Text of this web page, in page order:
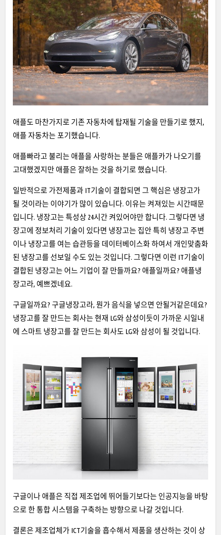
애플도 마찬가지로 기존 자동차에 탑재될 기술을 만들기로 했지,
애플 자동차는 포기했습니다.
애플빠라고 불리는 애플을 사랑하는 분들은 애플카가 나오기를
고대했겠지만 애플은 잘하는 것을 하기로 했습니다.
일반적으로 가전제품과 IT기술이 결합되면 그 핵심은 냉장고가
될 것이라는 이야기가 많이 있습니다. 이유는 켜져있는 시간때문
입니다. 냉장고는 특성상 24시간 켜있어야만 합니다. 그렇다면 냉
장고에 정보처리 기술이 있다면 냉장고는 집안 특히 냉장고 주변
이나 냉장고를 여는 습관등을 데이터베이스화 하여서 개인맞춤화
된 냉장고를 선보일 수도 있는 것입니다. 그렇다면 이런 IT기술이
결합된 냉장고는 어느 기업이 잘 만들까요? 애플일까요? 애플냉
장고라, 예쁘겠네요.
구글일까요? 구글냉장고라, 뭔가 음식을 넣으면 안될거같은데요?
냉장고를 잘 만드는 회사는 현재 LG와 삼성이듯이 가까운 시일내
에 스마트 냉장고를 잘 만드는 회사도 LG와 삼성이 될 것입니다.
구글이나 애플은 직접 제조업에 뛰어들기보다는 인공지능을 바탕
으로 한 통합 시스템을 구축하는 방향으로 나갈 것입니다.
결론은 제조업체가 ICT기술을 흡수해서 제품을 생산하는 것이 상